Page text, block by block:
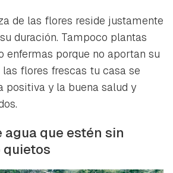
de las flores reside justamente
duración. Tampoco plantas
enfermas porque no aportan su
las flores frescas tu casa se
positiva y la buena salud y
agua que estén sin
quietos